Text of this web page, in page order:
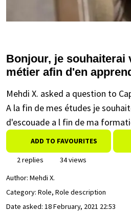
Bonjour, je souhaiterai
métier afin d'en
Mehdi X. asked a question to
A la fin de mes études je
d'escouade a l fin de ma
ADD TO FAVOURITES
2 replies
34 views
Author: Mehdi X.
Category: Role, Role description
Date asked: 18 February, 2021 22:53